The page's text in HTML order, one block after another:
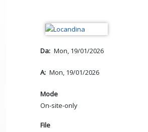
Da Mon, 19/01/2026
A Mon, 19/01/2026
Mode
On-site-only
File